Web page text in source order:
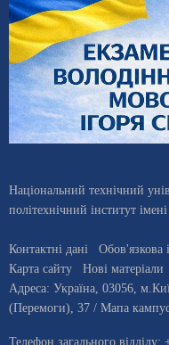
Національний технічний
політехнічний інститут
Контактні дані Обов'язкова
Карта сайту
Нові матеріали
Адреса: Україна 03056 , м.
(Перемоги), 37 / Мапа
Телефон загального відділу: